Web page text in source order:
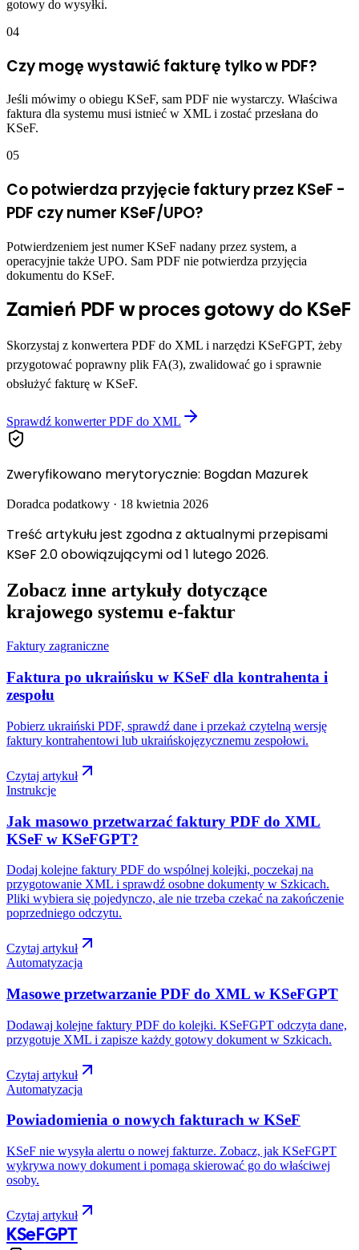
gotowy do wysyłki.
04
Czy mogę wystawić fakturę tylko w PDF?
Jeśli mówimy o obiegu KSeF, sam PDF nie wystarczy. Właściwa
faktura dla systemu musi istnieć w XML i zostać przesłana do
KSeF.
05
Co potwierdza przyjęcie faktury przez KSeF -
PDF czy numer KSeF/UPO?
Potwierdzeniem jest numer KSeF nadany przez system, a
operacyjnie także UPO. Sam PDF nie potwierdza przyjęcia
dokumentu do KSeF.
Zamień PDF w proces gotowy do KSeF
Skorzystaj z konwertera PDF do XML i narzędzi KSeFGPT, żeby
przygotować poprawny plik FA(3), zwalidować go i sprawnie
obsłużyć fakturę w KSeF.
Sprawdź konwerter PDF do XML
Zweryfikowano merytorycznie: Bogdan Mazurek
Doradca podatkowy · 18 kwietnia 2026
Treść artykułu jest zgodna z aktualnymi przepisami
KSeF 2.0 obowiązującymi od 1 lutego 2026.
Zobacz inne artykuły dotyczące
krajowego systemu e-faktur
Faktury zagraniczne
Faktura po ukraińsku w KSeF dla kontrahenta i
zespołu
Pobierz ukraiński PDF, sprawdź dane i przekaż czytelną wersję
faktury kontrahentowi lub ukraińskojęzycznemu zespołowi.
Czytaj artykuł
Instrukcje
Jak masowo przetwarzać faktury PDF do XML
KSeF w KSeFGPT?
Dodaj kolejne faktury PDF do wspólnej kolejki, poczekaj na
przygotowanie XML i sprawdź osobne dokumenty w Szkicach.
Pliki wybiera się pojedynczo, ale nie trzeba czekać na zakończenie
poprzedniego odczytu.
Czytaj artykuł
Automatyzacja
Masowe przetwarzanie PDF do XML w KSeFGPT
Dodawaj kolejne faktury PDF do kolejki. KSeFGPT odczyta dane,
przygotuje XML i zapisze każdy gotowy dokument w Szkicach.
Czytaj artykuł
Automatyzacja
Powiadomienia o nowych fakturach w KSeF
KSeF nie wysyła alertu o nowej fakturze. Zobacz, jak KSeFGPT
wykrywa nowy dokument i pomaga skierować go do właściwej
osoby.
Czytaj artykuł
KSeFGPT